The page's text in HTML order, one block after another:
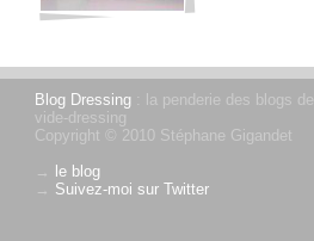
Blog Dressing : la penderie des blogs de
vide-dressing
Copyright © 2010 Stéphane Gigandet
→
le blog
→ Suivez-moi sur Twitter